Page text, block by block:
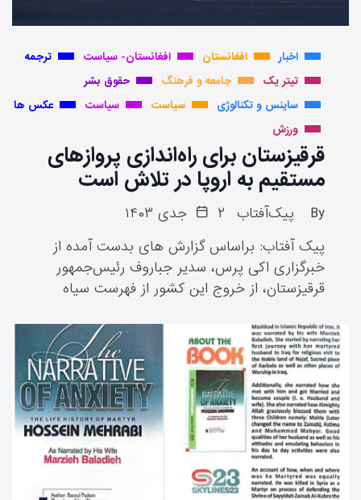
اخبار افغانستان افغانستان- سیاست
ترجمه
تیتر یک
جامعه و فرهنگ
حقوق بشر
ساینس و تکنالوژی
سیاست سیاست
عکس ها
ورزش
قرقیزستان برای راه‌اندازی پروازهای
مستقیم به اروپا در تلاش است
By پیک‌آفتاب
۲ جدی ۱۴۰۳
پیک آفتاب: براساس گزارش های بدست آمده از
خبرگزاری اکی پرس، سدیر جباروف رئیس‌جمهور
قرقیزستان، از خروج این کشور از فهرست سیاه